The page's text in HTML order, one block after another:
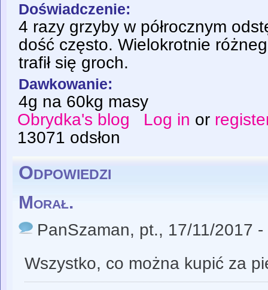
Doświadczenie:
4 razy grzyby w półrocznym
dość często. Wielokrotnie
trafił się groch.
Dawkowanie:
4g na 60kg masy
Obrydka's blog
Log in or
13071 odsłon
Odpowiedzi
Morał.
PanSzaman, pt., 17/11/2017
Wszystko, co można kupić za